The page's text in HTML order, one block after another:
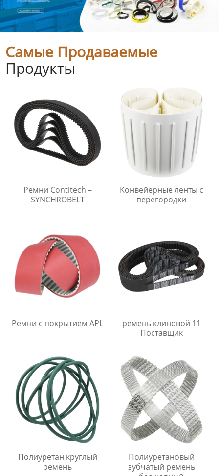
Самые Продаваемые
Продукты
Ремни Contitech –
SYNCHROBELT
Конвейерные ленты с
перегородки
Ремни с покрытием APL
ремень клиновой 11
Поставщик
Полиуретан круглый
ремень
Полиуретановый
зубчатый ремень